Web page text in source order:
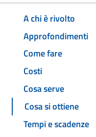
A chi è rivolto
Approfondimenti
Come fare
Costi
Cosa serve
Cosa si ottiene
Tempi e scadenze